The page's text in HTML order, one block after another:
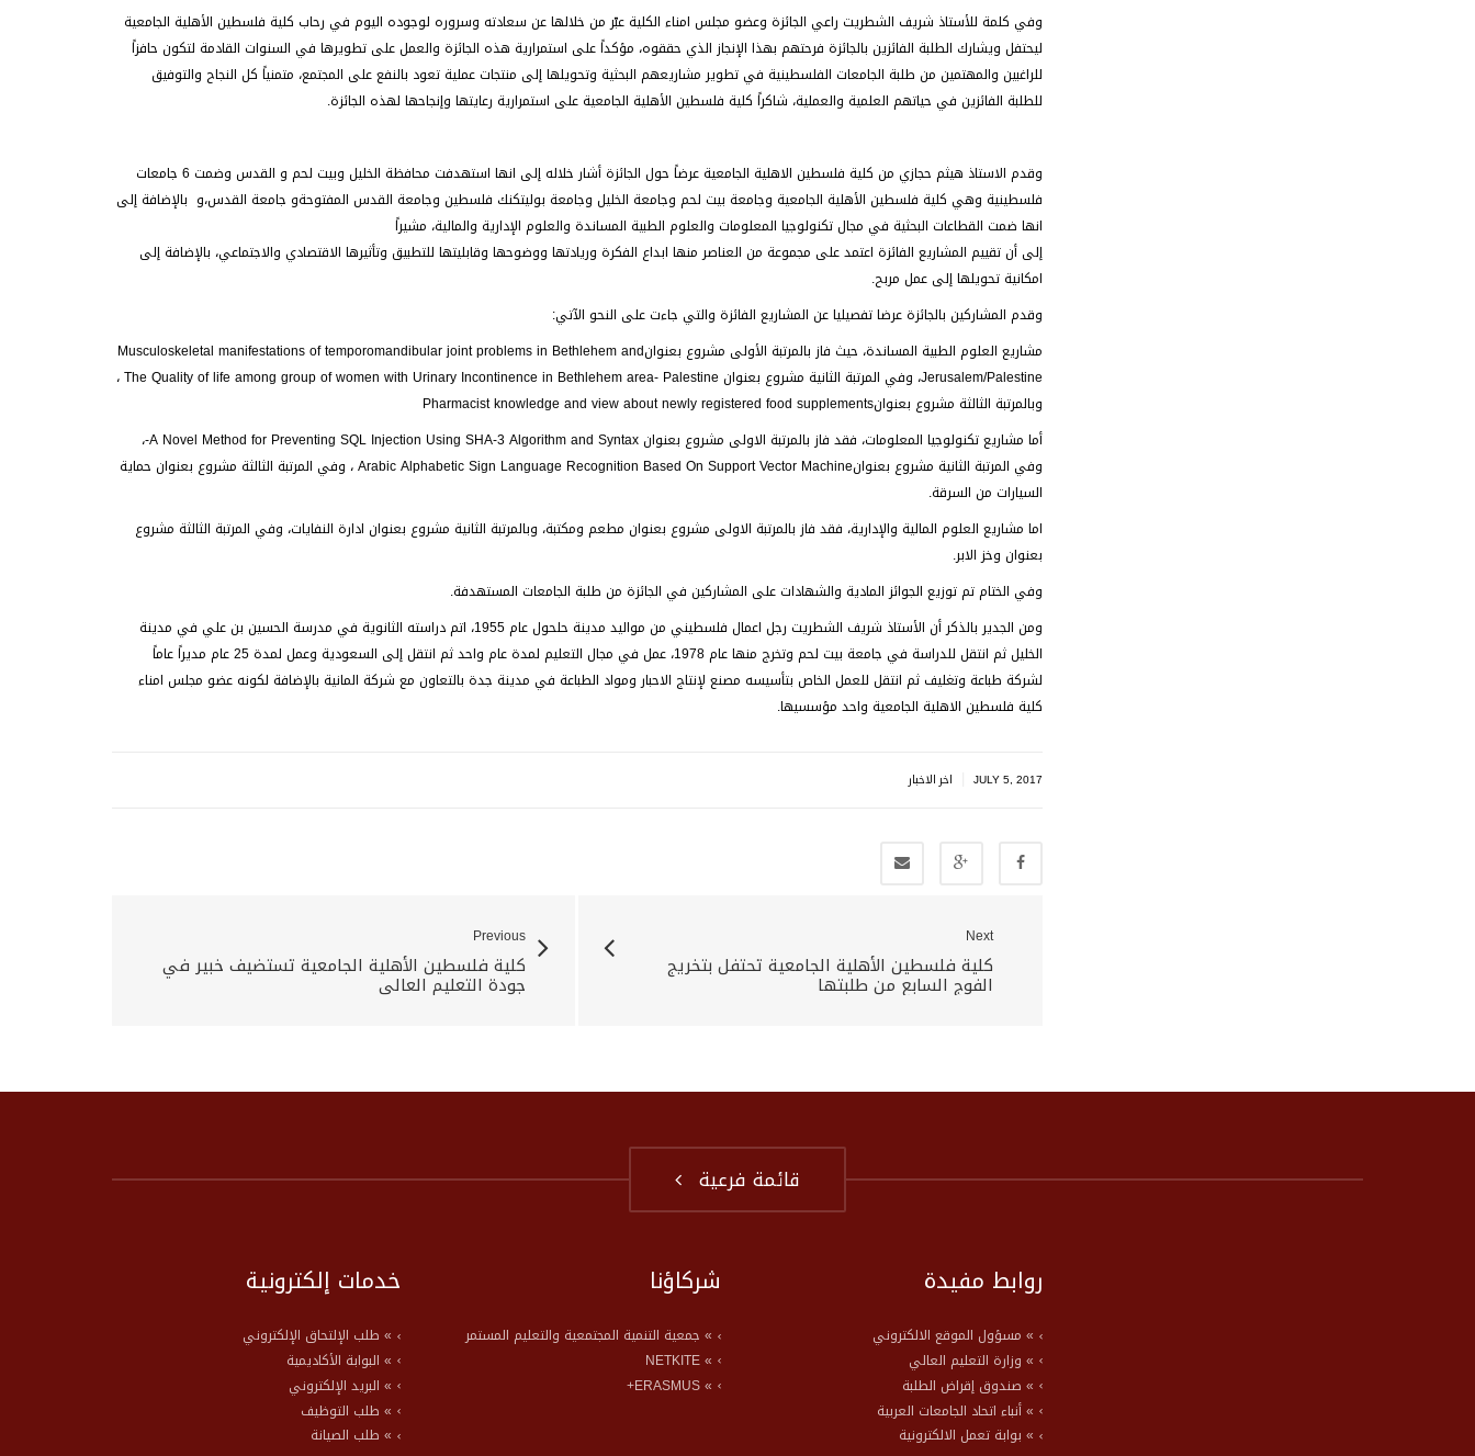
وفي كلمة للأستاذ شريف الشطريت راعي الجائزة وعضو مجلس امناء الكلية عبّر من خلالها عن سعادته وسروره لوجوده اليوم في رحاب كلية فلسطين الأهلية الجامعية
ليحتفل ويشارك الطلبة الفائزين بالجائزة فرحتهم بهذا الإنجاز الذي حققوه، مؤكداً على استمرارية هذه الجائزة والعمل على تطويرها في السنوات القادمة لتكون حافزاً
للراغبين والمهتمين من طلبة الجامعات الفلسطينية في تطوير مشاريعهم البحثية وتحويلها إلى منتجات عملية تعود بالنفع على المجتمع، متمنياً كل النجاح والتوفيق
للطلبة الفائزين في حياتهم العلمية والعملية، شاكراً كلية فلسطين الأهلية الجامعية على استمرارية رعايتها وإنجاحها لهذه الجائزة.
وقدم الاستاذ هيثم حجازي من كلية فلسطين الاهلية الجامعية عرضاً حول الجائزة أشار خلاله إلى انها استهدفت محافظة الخليل وبيت لحم و القدس وضمت 6 جامعات
فلسطينية وهي كلية فلسطين الأهلية الجامعية وجامعة بيت لحم وجامعة الخليل وجامعة بوليتكنك فلسطين وجامعة القدس المفتوحةو جامعة القدس،و بالإضافة إلى
انها ضمت القطاعات البحثية في مجال تكنولوجيا المعلومات والعلوم الطبية المساندة والعلوم الإدارية والمالية، مشيراً
إلى أن تقييم المشاريع الفائزة اعتمد على مجموعة من العناصر منها ابداع الفكرة وريادتها ووضوحها وقابليتها للتطبيق وتأثيرها الاقتصادي والاجتماعي، بالإضافة إلى
امكانية تحويلها إلى عمل مربح.
وقدم المشاركين بالجائزة عرضا تفصيليا عن المشاريع الفائزة والتي جاءت على النحو الآتي:
مشاريع العلوم الطبية المساندة، حيث فاز بالمرتبة الأولى مشروع بعنوانMusculoskeletal manifestations of temporomandibular joint problems in Bethlehem and
Jerusalem/Palestine، وفي المرتبة الثانية مشروع بعنوان The Quality of life among group of women with Urinary Incontinence in Bethlehem area- Palestine ،
وبالمرتبة الثالثة مشروع بعنوانPharmacist knowledge and view about newly registered food supplements
أما مشاريع تكنولوجيا المعلومات، فقد فاز بالمرتبة الاولى مشروع بعنوان A Novel Method for Preventing SQL Injection Using SHA-3 Algorithm and Syntax-،
وفي المرتبة الثانية مشروع بعنوانArabic Alphabetic Sign Language Recognition Based On Support Vector Machine ، وفي المرتبة الثالثة مشروع بعنوان حماية
السيارات من السرقة.
اما مشاريع العلوم المالية والإدارية، فقد فاز بالمرتبة الاولى مشروع بعنوان مطعم ومكتبة، وبالمرتبة الثانية مشروع بعنوان ادارة النفايات، وفي المرتبة الثالثة مشروع
بعنوان وخز الابر.
وفي الختام تم توزيع الجوائز المادية والشهادات على المشاركين في الجائزة من طلبة الجامعات المستهدفة.
ومن الجدير بالذكر أن الأستاذ شريف الشطريت رجل اعمال فلسطيني من مواليد مدينة حلحول عام 1955، اتم دراسته الثانوية في مدرسة الحسين بن علي في مدينة
الخليل ثم انتقل للدراسة في جامعة بيت لحم وتخرج منها عام 1978، عمل في مجال التعليم لمدة عام واحد ثم انتقل إلى السعودية وعمل لمدة 25 عام مديراً عاماً
لشركة طباعة وتغليف ثم انتقل للعمل الخاص بتأسيسه مصنع لإنتاج الاحبار ومواد الطباعة في مدينة جدة بالتعاون مع شركة المانية بالإضافة لكونه عضو مجلس امناء
كلية فلسطين الاهلية الجامعية واحد مؤسسيها.
JULY 5, 2017 اخر الاخبار
Previous
كلية فلسطين الأهلية الجامعية تستضيف خبير في
جودة التعليم العالي
Next
كلية فلسطين الأهلية الجامعية تحتفل بتخريج
الفوج السابع من طلبتها
قائمة فرعية
خدمات إلكترونية
» طلب الإلتحاق الإلكتروني
» البوابة الأكاديمية
» البريد الإلكتروني
» طلب التوظيف
» طلب الصيانة
شركاؤنا
» جمعية التنمية المجتمعية والتعليم المستمر
» NETKITE
» ERASMUS+
روابط مفيدة
» مسؤول الموقع الالكتروني
» وزارة التعليم العالي
» صندوق إقراض الطلبة
» أنباء اتحاد الجامعات العربية
» بوابة تعمل الالكترونية